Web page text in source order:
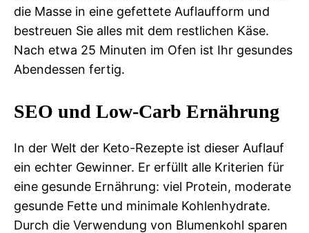
die Masse in eine gefettete Auflaufform und
bestreuen Sie alles mit dem restlichen Käse.
Nach etwa 25 Minuten im Ofen ist Ihr gesundes
Abendessen fertig.
SEO und Low-Carb Ernährung
In der Welt der Keto-Rezepte ist dieser Auflauf
ein echter Gewinner. Er erfüllt alle Kriterien für
eine gesunde Ernährung: viel Protein, moderate
gesunde Fette und minimale Kohlenhydrate.
Durch die Verwendung von Blumenkohl sparen